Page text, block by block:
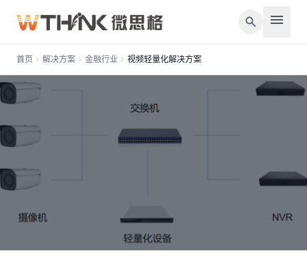
search menu
首页 chevron_right 解决方案 chevron_right 金融行业 chevron_right 视频轻量化解决方案